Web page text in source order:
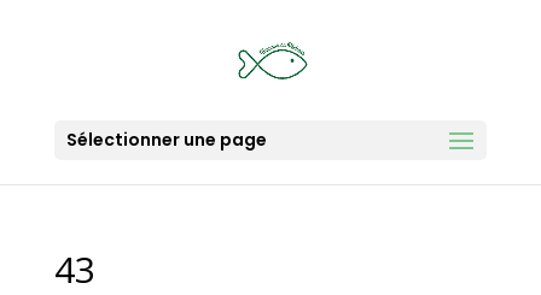
Sélectionner une page
43